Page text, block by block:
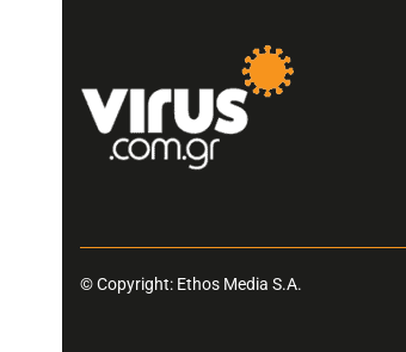
© Copyright: Ethos Media S.A.